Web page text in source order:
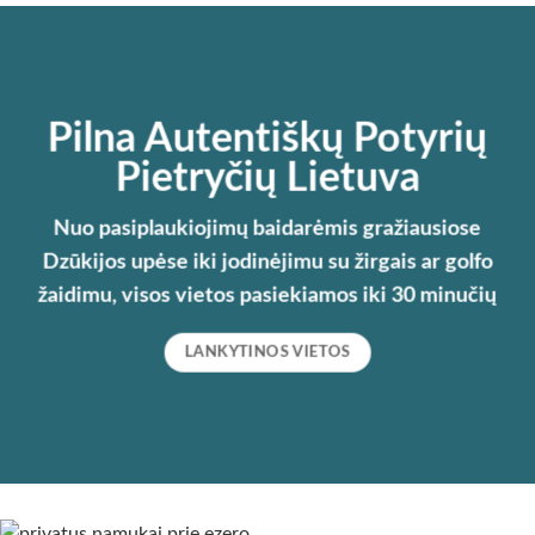
Pilna Autentiškų Potyrių
Pietryčių Lietuva
Nuo pasiplaukiojimų baidarėmis gražiausiose
Dzūkijos upėse iki jodinėjimu su žirgais ar golfo
žaidimu, visos vietos pasiekiamos iki 30 minučių
LANKYTINOS VIETOS